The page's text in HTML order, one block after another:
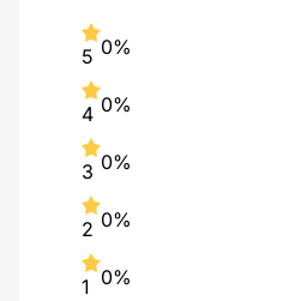
5 0%
4 0%
3 0%
2 0%
1 0%